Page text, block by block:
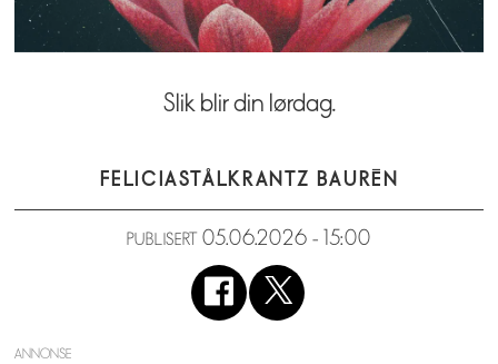
Slik blir din lørdag.
FELICIASTÅLKRANTZ BAURÉN
PUBLISERT 05.06.2026 - 15:00
ANNONSE